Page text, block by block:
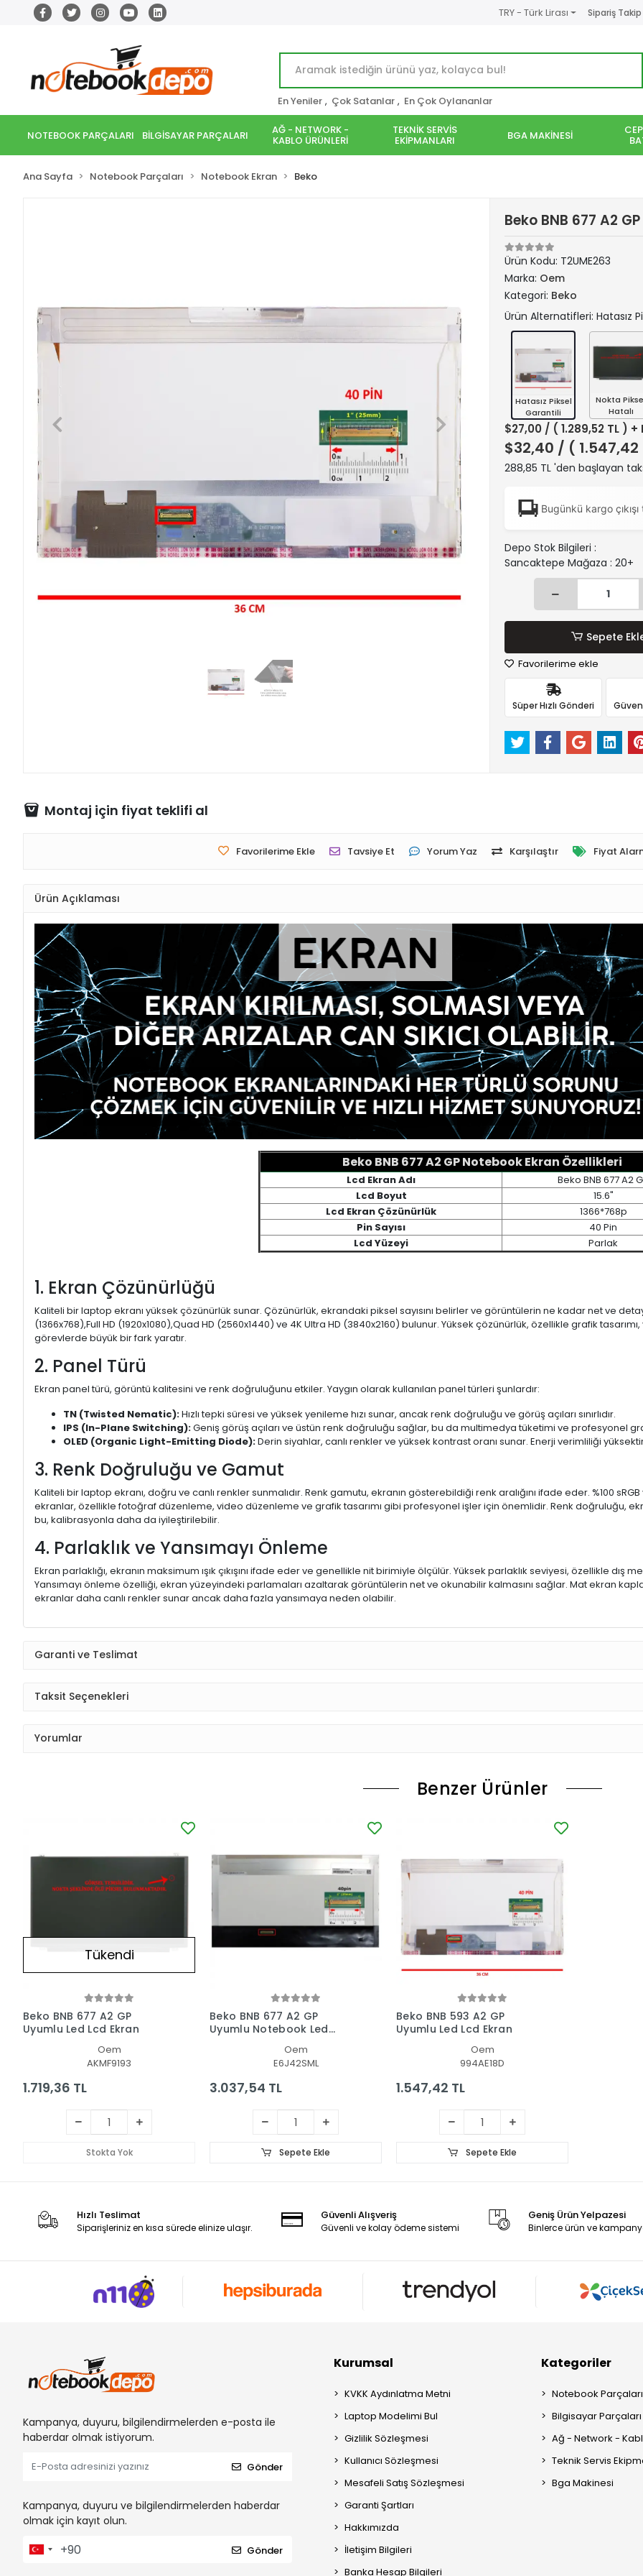
TRY - Türk Lirası Sipariş Takip
En Yeniler , Çok Satanlar , En Çok Oylananlar
NOTEBOOK PARÇALARI BİLGİSAYAR PARÇALARI AĞ - NETWORK -
KABLO ÜRÜNLERİ
TEKNİK SERVİS
EKİPMANLARI BGA MAKİNESİ
Ana Sayfa Notebook Parçaları Notebook Ekran Beko
Beko BNB 677 A2
Ürün Kodu: T2UME263
Marka: Oem
Kategori: Beko
Ürün Alternatifleri: Hatasız
Hatasız Piksel
Garantili
Nokta
Hatalı
$27,00 / ( 1.289,52 TL ) +
$32,40 / ( 1.547,42
288,85 TL 'den başlayan
Bugünkü kargo
Depo Stok Bilgileri :
Sancaktepe Mağaza : 20+
Sepete
Favorilerime ekle
Süper Hızlı Gönderi
Montaj için fiyat teklifi al
Favorilerime Ekle Tavsiye Et Yorum Yaz Karşılaştır Fiyat
Ürün Açıklaması
Beko BNB 677 A2 GP Notebook Ekran Özellikleri
Lcd Ekran Adı
Beko BNB 677 A2
Lcd Boyut
15.6"
Lcd Ekran Çözünürlük
1366*768p
Pin Sayısı
40 Pin
Lcd Yüzeyi
Parlak
1. Ekran Çözünürlüğü
Kaliteli bir laptop ekranı yüksek çözünürlük sunar. Çözünürlük, ekrandaki piksel sayısını belirler ve görüntülerin ne kadar net ve
(1366x768),Full HD (1920x1080),Quad HD (2560x1440) ve 4K Ultra HD (3840x2160) bulunur. Yüksek çözünürlük, özellikle grafik
görevlerde büyük bir fark yaratır.
2. Panel Türü
Ekran panel türü, görüntü kalitesini ve renk doğruluğunu etkiler. Yaygın olarak kullanılan panel türleri şunlardır:
TN (Twisted Nematic):Hızlı tepki süresi ve yüksek yenileme hızı sunar, ancak renk doğruluğu ve görüş açıları sınırlıdır.
IPS (In-Plane Switching):Geniş görüş açıları ve üstün renk doğruluğu sağlar, bu da multimedya tüketimi ve profesyonel
OLED (Organic Light-Emitting Diode):Derin siyahlar, canlı renkler ve yüksek kontrast oranı sunar. Enerji verimliliği
3. Renk Doğruluğu ve Gamut
Kaliteli bir laptop ekranı, doğru ve canlı renkler sunmalıdır. Renk gamutu, ekranın gösterebildiği renk aralığını ifade eder. %100
ekranlar, özellikle fotoğraf düzenleme, video düzenleme ve grafik tasarımı gibi profesyonel işler için önemlidir. Renk doğruluğu,
bu, kalibrasyonla daha da iyileştirilebilir.
4. Parlaklık ve Yansımayı Önleme
Ekran parlaklığı, ekranın maksimum ışık çıkışını ifade eder ve genellikle nit birimiyle ölçülür. Yüksek parlaklık seviyesi, özellikle dış
Yansımayı önleme özelliği, ekran yüzeyindeki parlamaları azaltarak görüntülerin net ve okunabilir kalmasını sağlar. Mat ekran
ekranlar daha canlı renkler sunar ancak daha fazla yansımaya neden olabilir.
Garanti ve Teslimat
Taksit Seçenekleri
Yorumlar
Benzer Ürünler
Tükendi
Beko BNB 677 A2 GP
Uyumlu Led Lcd Ekran
Oem
AKMF9193
1.719,36 TL
Stokta Yok
Beko BNB 677 A2 GP
Uyumlu Notebook Led
Oem
E6J42SML
3.037,54 TL
Sepete Ekle
Beko BNB 593 A2 GP
Uyumlu Led Lcd Ekran
Oem
994AE18D
1.547,42 TL
Sepete Ekle
Hızlı Teslimat
Siparişleriniz en kısa sürede elinize ulaşır.
Güvenli Alışveriş
Güvenli ve kolay ödeme sistemi
Geniş Ürün Yelpazesi
Binlerce ürün ve
Kampanya, duyuru, bilgilendirmelerden e-posta ile
haberdar olmak istiyorum.
Gönder
Kampanya, duyuru ve bilgilendirmelerden haberdar
olmak için kayıt olun.
Gönder
Kurumsal
KVKK Aydınlatma Metni
Laptop Modelimi Bul
Gizlilik Sözleşmesi
Kullanıcı Sözleşmesi
Mesafeli Satış Sözleşmesi
Garanti Şartları
Hakkımızda
İletişim Bilgileri
Banka Hesap Bilgileri
Kategoriler
Notebook Parçaları
Bilgisayar Parçaları
Ağ - Network -
Teknik Servis
Bga Makinesi